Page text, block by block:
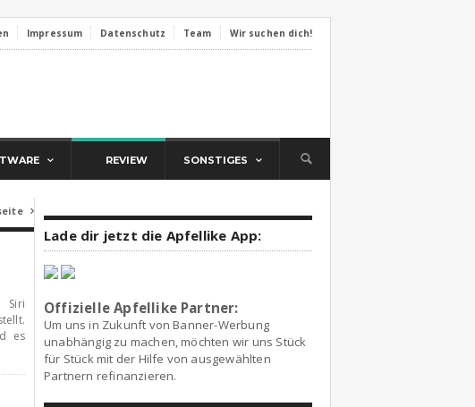
Impressum Datenschutz Team Wir suchen dich!
REVIEW SONSTIGES

es
Lade dir jetzt die Apfellike App:
Offizielle Apfellike Partner:
Um uns in Zukunft von Banner-Werbung
unabhängig zu machen, möchten wir uns Stück
für Stück mit der Hilfe von ausgewählten
Partnern refinanzieren.